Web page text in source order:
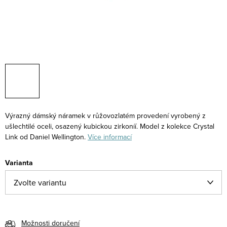
Výrazný dámský náramek v růžovozlatém provedení vyrobený z
ušlechtilé oceli, osazený kubickou zirkoníí. Model z kolekce Crystal
Link od Daniel Wellington. Více informací
Varianta
Možnosti doručení